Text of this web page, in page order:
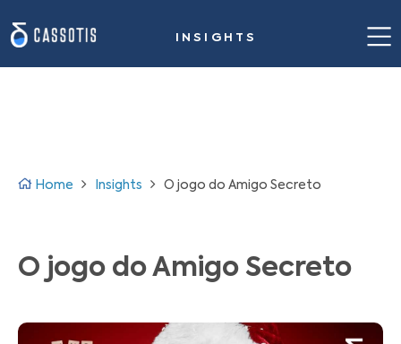
INSIGHTS
Home
Fale conosco
Home Insights O jogo do Amigo Secreto
O jogo do Amigo Secreto